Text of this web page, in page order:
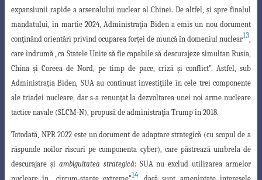
expansiunii rapide a arsenalului nuclear al Chinei.De altfel, şi spre finalul
mandatului, în martie 2024, Administraţia Biden a emis un nou document
conţinând orientări privind ocuparea forţei de muncă în domeniul nuclear13,
care îndrumă „ca Statele Unite să fie capabile să descurajeze simultan Rusia,
China şi Coreea de Nord, pe timp de pace, criză şi conflict”.Astfel, sub
Administraţia Biden, SUA au continuat investiţiile în cele trei componente
ale triadei nucleare, dar s-a renunţat la dezvoltarea unei noi arme nucleare
tactice navale(SLCM-N), propusă de administraţia Trump în 2018.
Totodată, NPR 2022 este un document de adaptare strategică (cu scopul de a
răspunde noilor riscuripe componenta cyber), care păstrează umbrela de
descurajareşi ambiguitatea strategică: SUA nu exclud utilizarea armelor
14